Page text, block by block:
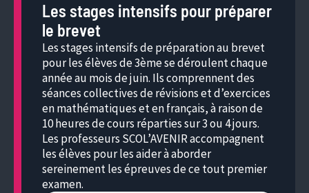
Les stages intensifs pour préparer
le brevet
Les stages intensifs de préparation au brevet
pour les élèves de 3ème se déroulent chaque
année au mois de juin. Ils comprennent des
séances collectives de révisions et d’exercices
en mathématiques et en français, à raison de
10 heures de cours réparties sur 3 ou 4 jours.
Les professeurs SCOL’AVENIR accompagnent
les élèves pour les aider à aborder
sereinement les épreuves de ce tout premier
examen.